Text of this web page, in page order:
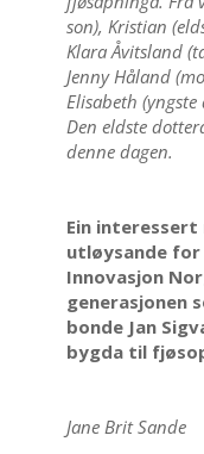
son), Kristian
Klara Åvitsland
Jenny Håland
Elisabeth
Den eldste
denne dagen.
Ein
utløysande
Innovasjon
generasjonen
bonde Jan
bygda til
Jane Brit Sande